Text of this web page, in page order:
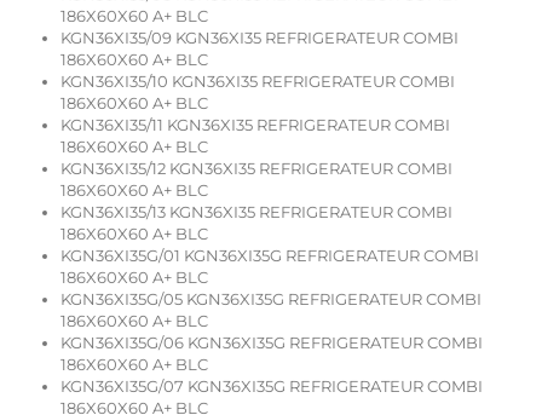
186X60X60 A+ BLC
KGN36XI35/09 KGN36XI35 REFRIGERATEUR COMBI
186X60X60 A+ BLC
KGN36XI35/10 KGN36XI35 REFRIGERATEUR COMBI
186X60X60 A+ BLC
KGN36XI35/11 KGN36XI35 REFRIGERATEUR COMBI
186X60X60 A+ BLC
KGN36XI35/12 KGN36XI35 REFRIGERATEUR COMBI
186X60X60 A+ BLC
KGN36XI35/13 KGN36XI35 REFRIGERATEUR COMBI
186X60X60 A+ BLC
KGN36XI35G/01 KGN36XI35G REFRIGERATEUR COMBI
186X60X60 A+ BLC
KGN36XI35G/05 KGN36XI35G REFRIGERATEUR COMBI
186X60X60 A+ BLC
KGN36XI35G/06 KGN36XI35G REFRIGERATEUR COMBI
186X60X60 A+ BLC
KGN36XI35G/07 KGN36XI35G REFRIGERATEUR COMBI
186X60X60 A+ BLC